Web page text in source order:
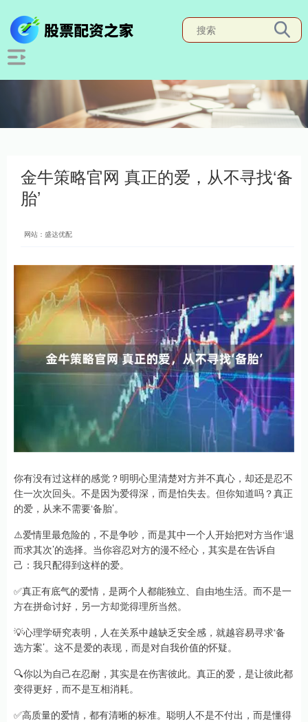
金牛策略官网 真正的爱，从不寻找‘备
胎’
网站：盛达优配
你有没有过这样的感觉？明明心里清楚对方并不真心，却还是忍不
住一次次回头。不是因为爱得深，而是怕失去。但你知道吗？真正
的爱，从来不需要‘备胎’。
⚠️爱情里最危险的，不是争吵，而是其中一个人开始把对方当作‘退
而求其次’的选择。当你容忍对方的漫不经心，其实是在告诉自
己：我只配得到这样的爱。
✅真正有底气的爱情，是两个人都能独立、自由地生活。而不是一
方在拼命讨好，另一方却觉得理所当然。
💡心理学研究表明，人在关系中越缺乏安全感，就越容易寻求‘备
选方案’。这不是爱的表现，而是对自我价值的怀疑。
🔍你以为自己在忍耐，其实是在伤害彼此。真正的爱，是让彼此都
变得更好，而不是互相消耗。
✅高质量的爱情，都有清晰的标准。聪明人不是不付出，而是懂得